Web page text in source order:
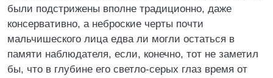
были подстрижены вполне традиционно, даже
консервативно, а неброские черты почти
мальчишеского лица едва ли могли остаться в
памяти наблюдателя, если, конечно, тот не заметил
бы, что в глубине его светло-серых глаз время от